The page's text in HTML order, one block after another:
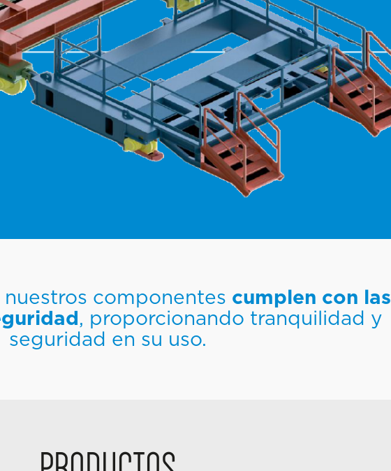
componentes cumplen con las
, proporcionando tranquilidad y
seguridad en su uso.